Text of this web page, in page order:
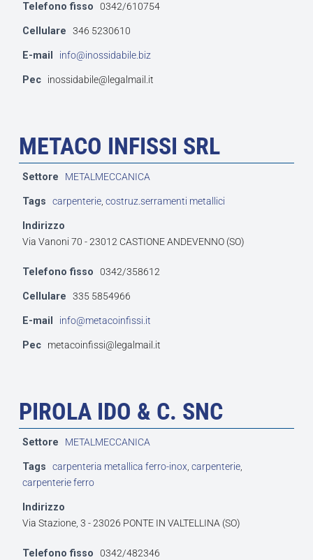
Telefono fisso 0342/610754
Cellulare 346 5230610
E-mail info@inossidabile.biz
Pec inossidabile@legalmail.it
METACO INFISSI SRL
Settore METALMECCANICA
Tags carpenterie, costruz.serramenti metallici
Indirizzo
Via Vanoni 70 - 23012 CASTIONE ANDEVENNO (SO)
Telefono fisso 0342/358612
Cellulare 335 5854966
E-mail info@metacoinfissi.it
Pec metacoinfissi@legalmail.it
PIROLA IDO & C. SNC
Settore METALMECCANICA
Tags carpenteria metallica ferro-inox, carpenterie,
carpenterie ferro
Indirizzo
Via Stazione, 3 - 23026 PONTE IN VALTELLINA (SO)
Telefono fisso 0342/482346